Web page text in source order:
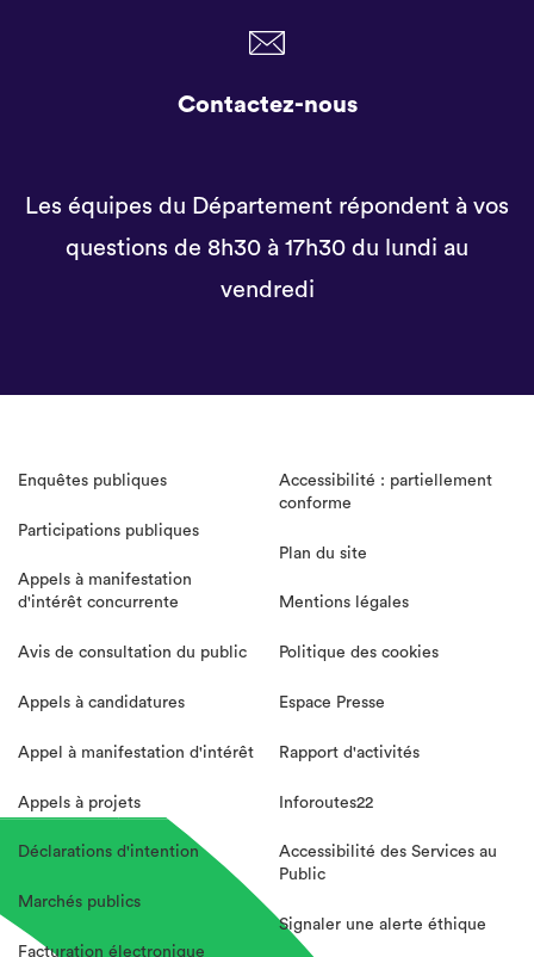
Contactez-nous
Les équipes du Département répondent à vos
questions de 8h30 à 17h30 du lundi au
vendredi
Enquêtes publiques
Participations publiques
Appels à manifestation
d'intérêt concurrente
Avis de consultation du public
Appels à candidatures
Appel à manifestation d'intérêt
Appels à projets
Déclarations d'intention
Marchés publics
Facturation électronique
Accessibilité : partiellement
conforme
Plan du site
Mentions légales
Politique des cookies
Espace Presse
Rapport d'activités
Inforoutes22
Accessibilité des Services au
Public
Signaler une alerte éthique